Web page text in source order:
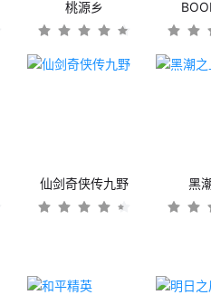
桃源乡
仙剑奇侠传九野 黑